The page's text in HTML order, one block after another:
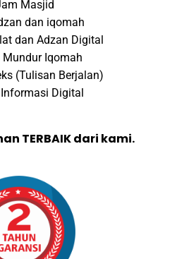
Masjid
dan iqomah
dan Adzan Digital
Iqomah
(Tulisan Berjalan)
Digital
TERBAIK dari kami.